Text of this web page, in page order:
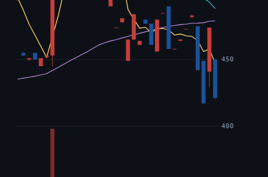
400
450